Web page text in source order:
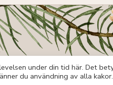
under din tid här. Det
du användning av alla